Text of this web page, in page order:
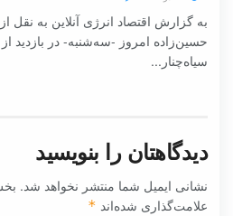
به گزارش اقتصاد انرژی آنلاین به نقل
حسین‌زاده امروز -سه‌شنبه- در بازدید
سیاه‌چنار...
دیدگاهتان را بنویسید
نشانی ایمیل شما منتشر نخواهد شد.
علامت‌گذاری شده‌اند *